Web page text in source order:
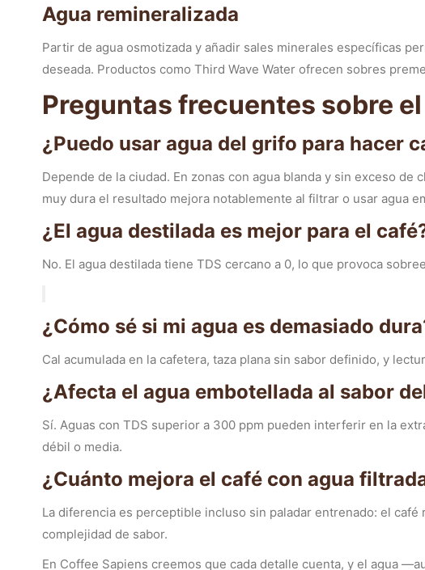
Agua remineralizada
Partir de agua osmotizada y añadir sales minerales específicas
deseada. Productos como Third Wave Water ofrecen sobres
Preguntas frecuentes sobre
¿Puedo usar agua del grifo para hacer
Depende de la ciudad. En zonas con agua blanda y sin exceso
muy dura el resultado mejora notablemente al filtrar o usar agua
¿El agua destilada es mejor para el
No. El agua destilada tiene TDS cercano a 0, lo que provoca
¿Cómo sé si mi agua es demasiado
Cal acumulada en la cafetera, taza plana sin sabor definido, y
¿Afecta el agua embotellada al sabor
Sí. Aguas con TDS superior a 300 ppm pueden interferir en la
débil o media.
¿Cuánto mejora el café con agua
La diferencia es perceptible incluso sin paladar entrenado: el
complejidad de sabor.
En Coffee Sapiens creemos que cada detalle cuenta, y el agua